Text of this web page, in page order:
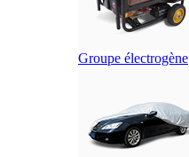
Groupe électrogène